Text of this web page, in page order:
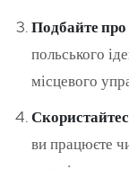
Подбайте
польського
місцевого
ви працюєте